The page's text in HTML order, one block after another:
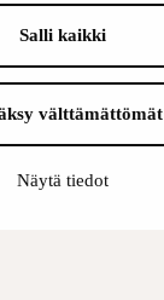
Salli kaikki
välttämättömät
Näytä tiedot